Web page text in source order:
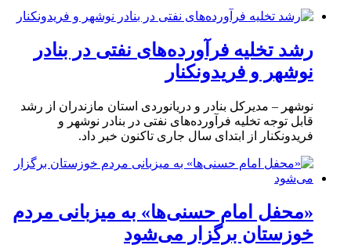
رشد تخلیه فرآورده‌های نفتی در بنادر
نوشهر و فریدونکنار
نوشهر – مدیرکل بنادر و دریانوردی استان مازندران از رشد
قابل توجه تخلیه فرآورده‌های نفتی در بنادر نوشهر و
فریدونکنار از ابتدای سال جاری تاکنون خبر داد.
«محفل امام حسنی‌ها» به میزبانی مردم
خوزستان برگزار می‌شود